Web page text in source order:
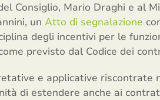
Consiglio, Mario Draghi e al
un Atto di segnalazione
degli incentivi per le
previsto dal Codice dei
e applicative riscontrate
di estendere anche ai